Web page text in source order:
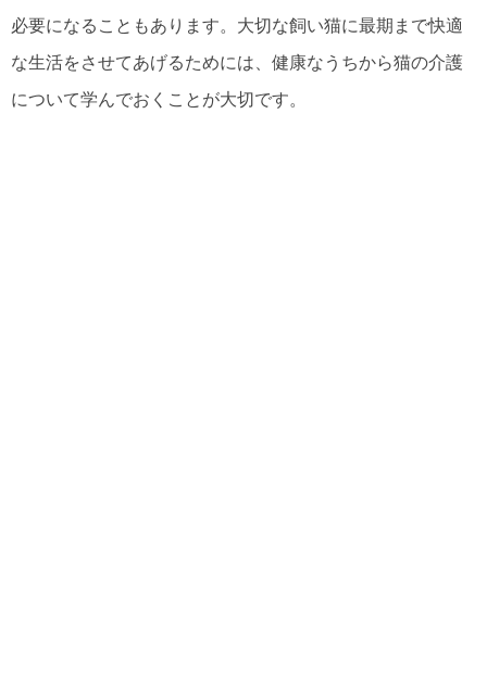
必要になることもあります。大切な飼い猫に最期まで快適
な生活をさせてあげるためには、健康なうちから猫の介護
について学んでおくことが大切です。